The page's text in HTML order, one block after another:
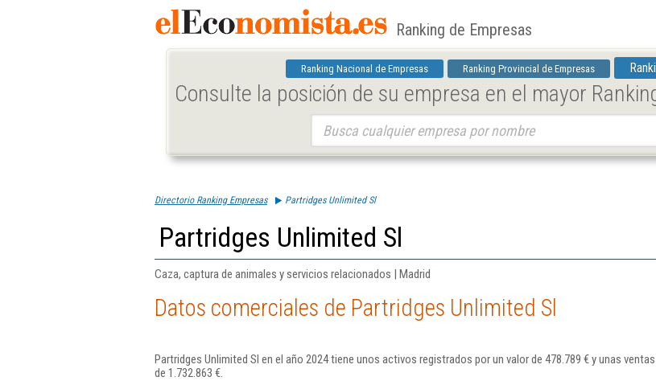
Ranking de Empresas
Ranking Nacional de Empresas Ranking Provincial de Empresas
Consulte la posición de su empresa en el mayor
Directorio Ranking Empresas Partridges Unlimited Sl
Partridges Unlimited Sl
Caza, captura de animales y servicios relacionados | Madrid
Datos comerciales de Partridges Unlimited Sl
Partridges Unlimited Sl en el año 2024 tiene unos activos registrados por un valor de 478.789 € y unas ventas
de 1.732.863 €.